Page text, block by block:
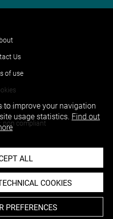
Us
of use
non compliant
to improve your navigation
usage statistics. Find out
ALL
COOKIES
PREFERENCES